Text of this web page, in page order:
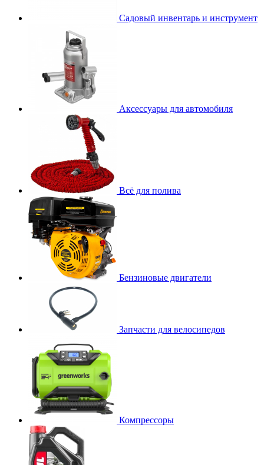
Садовый инвентарь и инструмент
Аксессуары для автомобиля
Всё для полива
Бензиновые двигатели
Запчасти для велосипедов
Компрессоры